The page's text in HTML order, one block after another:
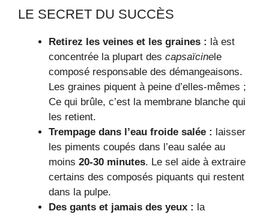
LE SECRET DU SUCCÈS
Retirez les veines et les graines : là est
concentrée la plupart des capsaïcine le
composé responsable des démangeaisons.
Les graines piquent à peine d’elles-mêmes ;
Ce qui brûle, c’est la membrane blanche qui
les retient.
Trempage dans l’eau froide salée : laisser
les piments coupés dans l’eau salée au
moins 20-30 minutes. Le sel aide à extraire
certains des composés piquants qui restent
dans la pulpe.
Des gants et jamais des yeux : la